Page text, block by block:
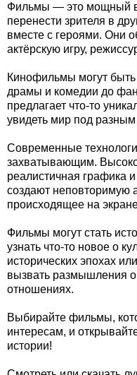
Фильмы — это мощный
перенести зрителя в
вместе с героями. Они
актёрскую игру,
Кинофильмы могут
драмы и комедии до
предлагает что-то
увидеть мир под разным
Современные
захватывающим.
реалистичная графика
создают неповторимую
происходящее на
Фильмы могут стать
узнать что-то новое о
исторических эпохах
вызвать размышления
отношениях.
Выбирайте фильмы,
интересам, и
истории!